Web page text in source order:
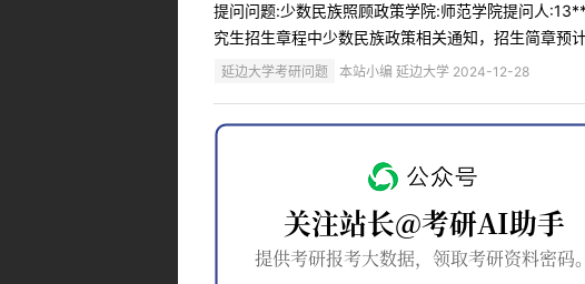
提问问题:少数民族照顾政策学院:师范学院提问人
究生招生章程中少数民族政策相关通知，招生简章
延边大学考研问题 本站小编 延边大学 2024-12-28